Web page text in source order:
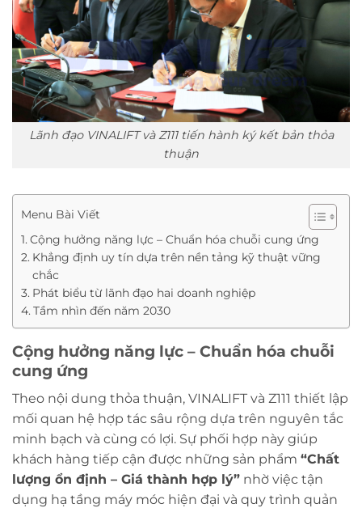
Lãnh đạo VINALIFT và Z111 tiến hành ký kết bản thỏa
thuận
Menu Bài Viết
Cộng hưởng năng lực – Chuẩn hóa chuỗi cung ứng
Khẳng định uy tín dựa trên nền tảng kỹ thuật vững
chắc
Phát biểu từ lãnh đạo hai doanh nghiệp
Tầm nhìn đến năm 2030
Cộng hưởng năng lực – Chuẩn hóa chuỗi
cung ứng
Theo nội dung thỏa thuận, VINALIFT và Z111 thiết lập
mối quan hệ hợp tác sâu rộng dựa trên nguyên tắc
minh bạch và cùng có lợi. Sự phối hợp này giúp
khách hàng tiếp cận được những sản phẩm “Chất
lượng ổn định – Giá thành hợp lý” nhờ việc tận
dụng hạ tầng máy móc hiện đại và quy trình quản